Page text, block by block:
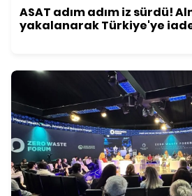
ASAT adım adım iz sürdü!
yakalanarak Türkiye'ye